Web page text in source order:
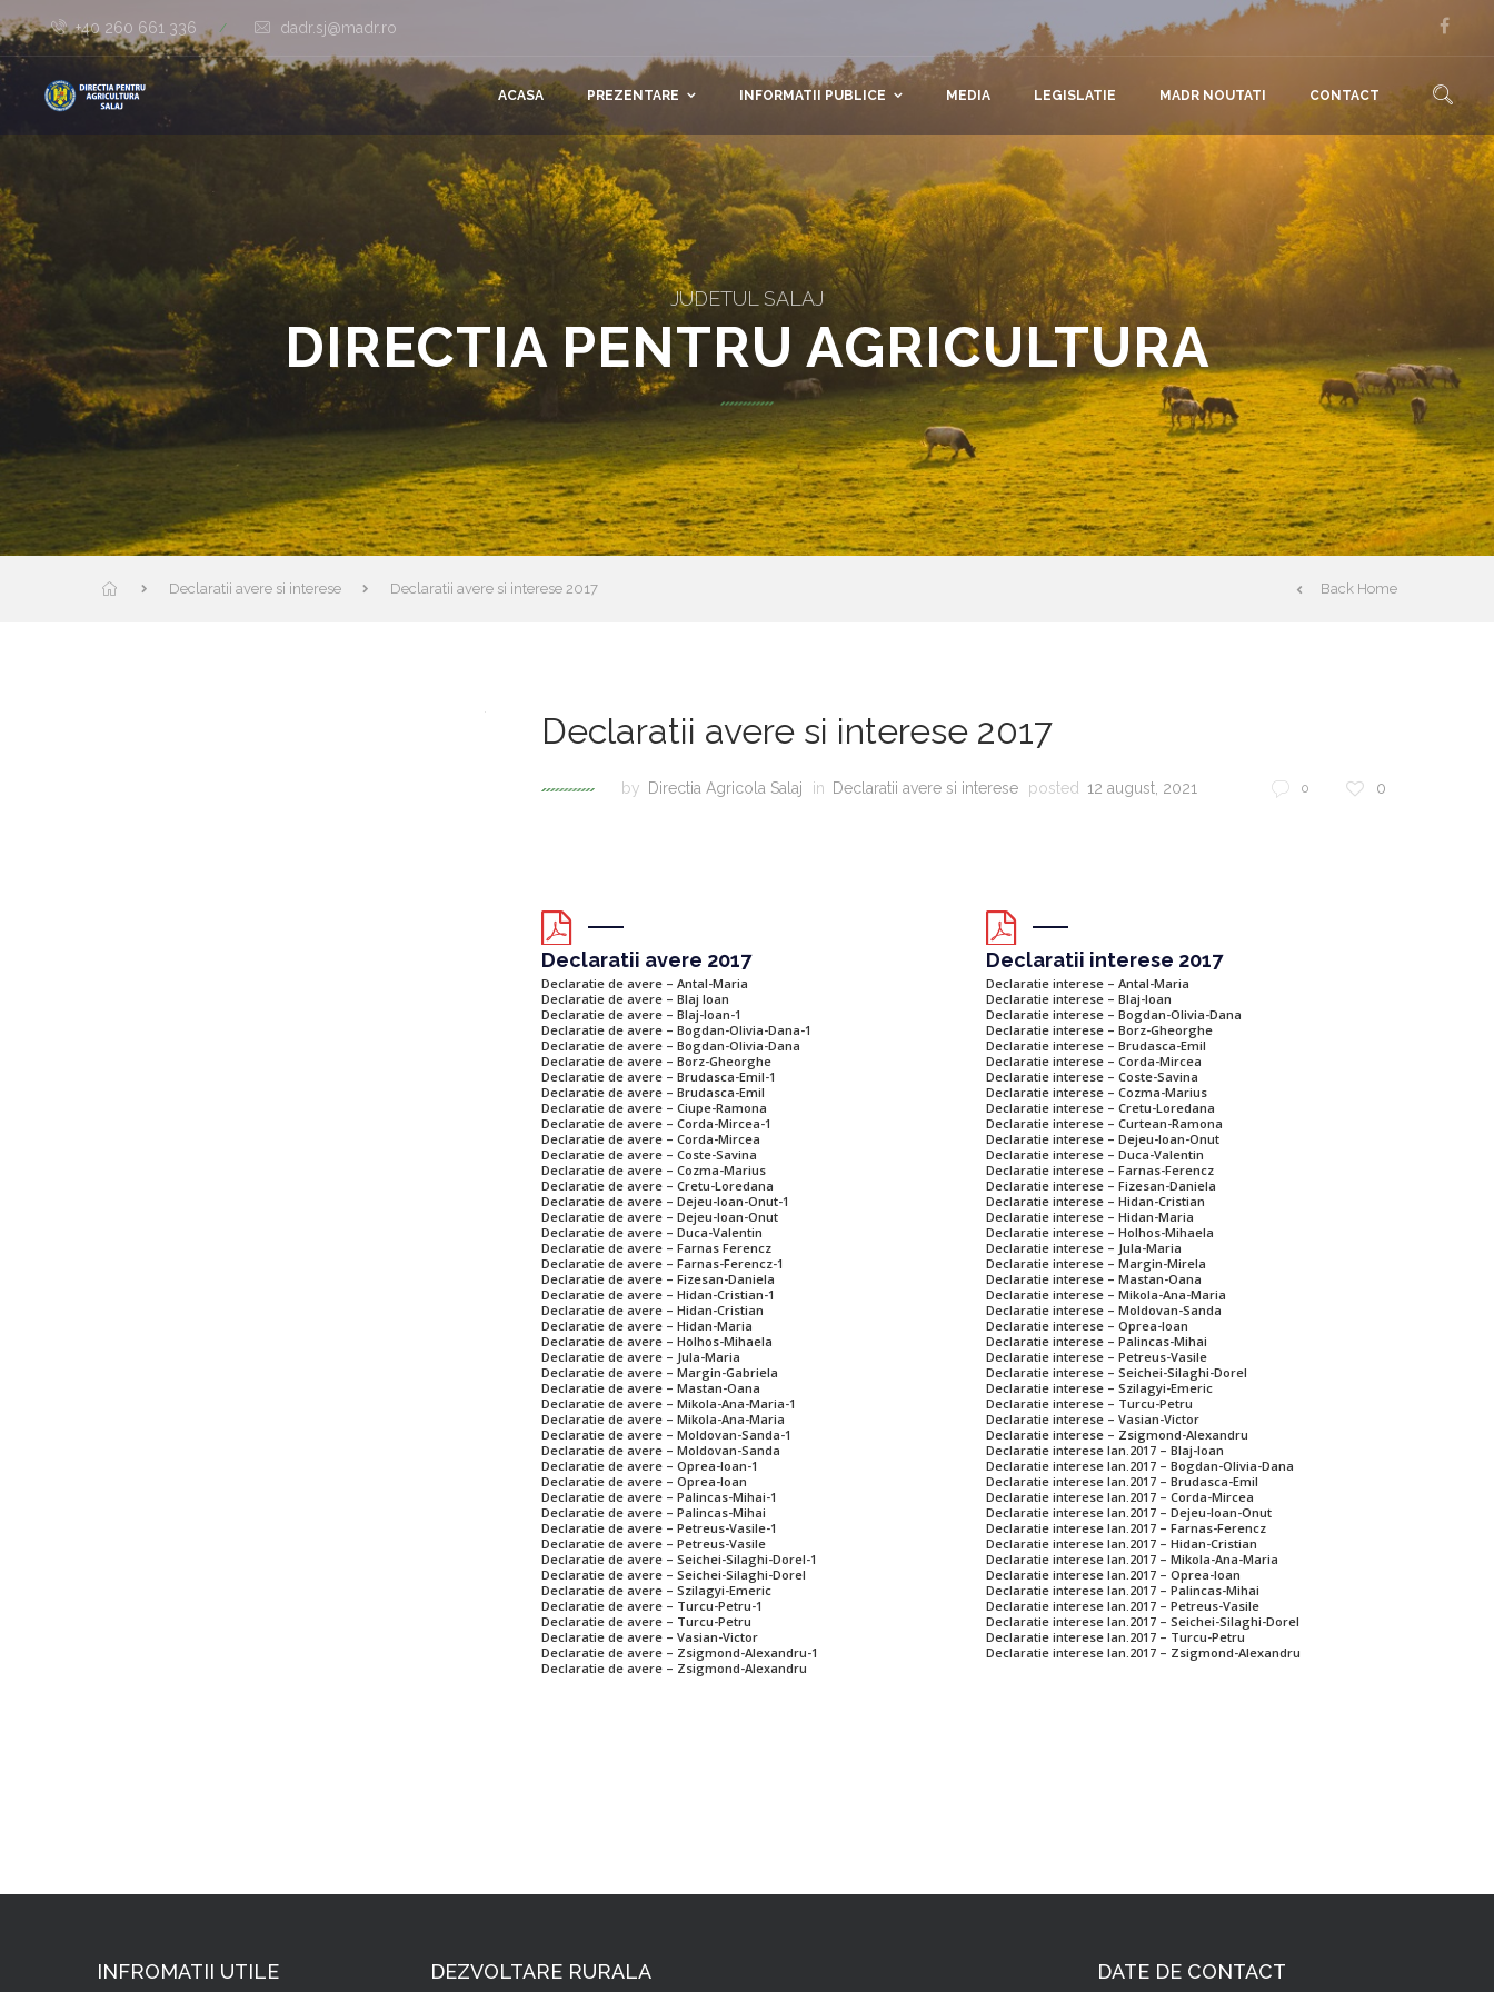
+40 260 661 336 / dadr.sj@madr.ro
ACASA PREZENTARE INFORMATII PUBLICE MEDIA LEGISLATIE MADR NOUTATI CONTACT
JUDETUL SALAJ
DIRECTIA PENTRU AGRICULTURA
Declaratii avere si interese Declaratii avere si interese 2017 Back Home
Declaratii avere si interese 2017
by Directia Agricola Salaj in Declaratii avere si interese posted 12 august, 2021 0 0
Declaratii avere 2017
Declaratie de avere – Antal-Maria
Declaratie de avere – Blaj Ioan
Declaratie de avere – Blaj-Ioan-1
Declaratie de avere – Bogdan-Olivia-Dana-1
Declaratie de avere – Bogdan-Olivia-Dana
Declaratie de avere – Borz-Gheorghe
Declaratie de avere – Brudasca-Emil-1
Declaratie de avere – Brudasca-Emil
Declaratie de avere – Ciupe-Ramona
Declaratie de avere – Corda-Mircea-1
Declaratie de avere – Corda-Mircea
Declaratie de avere – Coste-Savina
Declaratie de avere – Cozma-Marius
Declaratie de avere – Cretu-Loredana
Declaratie de avere – Dejeu-Ioan-Onut-1
Declaratie de avere – Dejeu-Ioan-Onut
Declaratie de avere – Duca-Valentin
Declaratie de avere – Farnas Ferencz
Declaratie de avere – Farnas-Ferencz-1
Declaratie de avere – Fizesan-Daniela
Declaratie de avere – Hidan-Cristian-1
Declaratie de avere – Hidan-Cristian
Declaratie de avere – Hidan-Maria
Declaratie de avere – Holhos-Mihaela
Declaratie de avere – Jula-Maria
Declaratie de avere – Margin-Gabriela
Declaratie de avere – Mastan-Oana
Declaratie de avere – Mikola-Ana-Maria-1
Declaratie de avere – Mikola-Ana-Maria
Declaratie de avere – Moldovan-Sanda-1
Declaratie de avere – Moldovan-Sanda
Declaratie de avere – Oprea-Ioan-1
Declaratie de avere – Oprea-Ioan
Declaratie de avere – Palincas-Mihai-1
Declaratie de avere – Palincas-Mihai
Declaratie de avere – Petreus-Vasile-1
Declaratie de avere – Petreus-Vasile
Declaratie de avere – Seichei-Silaghi-Dorel-1
Declaratie de avere – Seichei-Silaghi-Dorel
Declaratie de avere – Szilagyi-Emeric
Declaratie de avere – Turcu-Petru-1
Declaratie de avere – Turcu-Petru
Declaratie de avere – Vasian-Victor
Declaratie de avere – Zsigmond-Alexandru-1
Declaratie de avere – Zsigmond-Alexandru
Declaratii interese 2017
Declaratie interese – Antal-Maria
Declaratie interese – Blaj-Ioan
Declaratie interese – Bogdan-Olivia-Dana
Declaratie interese – Borz-Gheorghe
Declaratie interese – Brudasca-Emil
Declaratie interese – Corda-Mircea
Declaratie interese – Coste-Savina
Declaratie interese – Cozma-Marius
Declaratie interese – Cretu-Loredana
Declaratie interese – Curtean-Ramona
Declaratie interese – Dejeu-Ioan-Onut
Declaratie interese – Duca-Valentin
Declaratie interese – Farnas-Ferencz
Declaratie interese – Fizesan-Daniela
Declaratie interese – Hidan-Cristian
Declaratie interese – Hidan-Maria
Declaratie interese – Holhos-Mihaela
Declaratie interese – Jula-Maria
Declaratie interese – Margin-Mirela
Declaratie interese – Mastan-Oana
Declaratie interese – Mikola-Ana-Maria
Declaratie interese – Moldovan-Sanda
Declaratie interese – Oprea-Ioan
Declaratie interese – Palincas-Mihai
Declaratie interese – Petreus-Vasile
Declaratie interese – Seichei-Silaghi-Dorel
Declaratie interese – Szilagyi-Emeric
Declaratie interese – Turcu-Petru
Declaratie interese – Vasian-Victor
Declaratie interese – Zsigmond-Alexandru
Declaratie interese Ian.2017 – Blaj-Ioan
Declaratie interese Ian.2017 – Bogdan-Olivia-Dana
Declaratie interese Ian.2017 – Brudasca-Emil
Declaratie interese Ian.2017 – Corda-Mircea
Declaratie interese Ian.2017 – Dejeu-Ioan-Onut
Declaratie interese Ian.2017 – Farnas-Ferencz
Declaratie interese Ian.2017 – Hidan-Cristian
Declaratie interese Ian.2017 – Mikola-Ana-Maria
Declaratie interese Ian.2017 – Oprea-Ioan
Declaratie interese Ian.2017 – Palincas-Mihai
Declaratie interese Ian.2017 – Petreus-Vasile
Declaratie interese Ian.2017 – Seichei-Silaghi-Dorel
Declaratie interese Ian.2017 – Turcu-Petru
Declaratie interese Ian.2017 – Zsigmond-Alexandru
INFROMATII UTILE DEZVOLTARE RURALA DATE DE CONTACT